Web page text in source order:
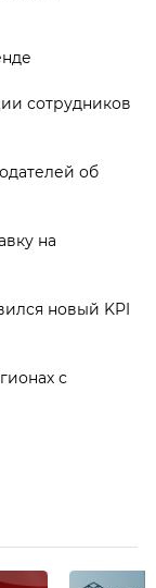
сотрудников
об
на
новый KPI
с